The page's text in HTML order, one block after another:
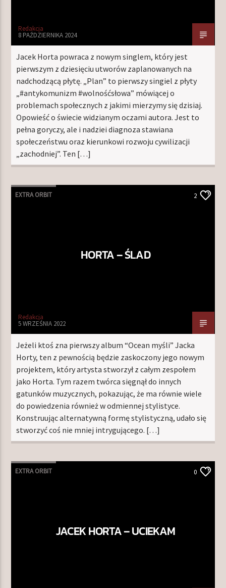
Radio Orbit
Redakcja
8 PAŹDZIERNIKA 2024
Jacek Horta powraca z nowym singlem, który jest
pierwszym z dziesięciu utworów zaplanowanych na
nadchodzącą płytę. „Plan” to pierwszy singiel z płyty
„#antykomunizm #wolnośćsłowa” mówiącej o
problemach społecznych z jakimi mierzymy się dzisiaj.
Opowieść o świecie widzianym oczami autora. Jest to
pełna goryczy, ale i nadziei diagnoza stawiana
społeczeństwu oraz kierunkowi rozwoju cywilizacji
„zachodniej”. Ten […]
EXTRA ORBIT 2
HORTA – ŚLAD
Redakcja
5 WRZEŚNIA 2022
Jeżeli ktoś zna pierwszy album “Ocean myśli” Jacka
Horty, ten z pewnością będzie zaskoczony jego nowym
projektem, który artysta stworzył z całym zespołem
jako Horta. Tym razem twórca sięgnął do innych
gatunków muzycznych, pokazując, że ma równie wiele
do powiedzenia również w odmiennej stylistyce.
Konstruując alternatywną formę stylistyczną, udało się
stworzyć coś nie mniej intrygującego. […]
EXTRA ORBIT 0
JACEK HORTA – UCIEKAM